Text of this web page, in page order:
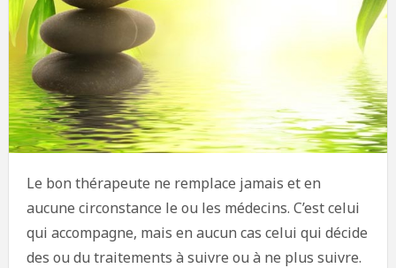
Le bon thérapeute ne remplace jamais et en
aucune circonstance le ou les médecins. C’est celui
qui accompagne, mais en aucun cas celui qui décide
des ou du traitements à suivre ou à ne plus suivre.